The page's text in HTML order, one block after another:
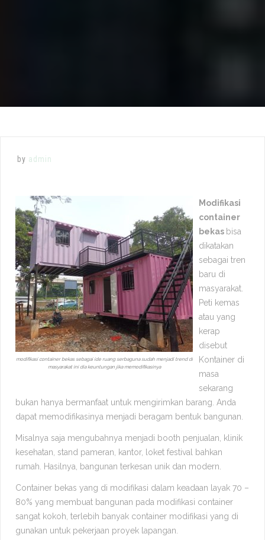
by admin
modifikasi container bekas sebagai ide ruang serbaguna sudah menjadi trend di
masyarakat ini dia keuntungan jika memodifikasinya
Modifikasi
container
bekas bisa
dikatakan
sebagai tren
baru di
masyarakat.
Peti kemas
atau yang
kerap
disebut
Kontainer di
masa
sekarang
bukan hanya bermanfaat untuk mengirimkan barang. Anda
dapat memodifikasinya menjadi beragam bentuk bangunan.
Misalnya saja mengubahnya menjadi booth penjualan, klinik
kesehatan, stand pameran, kantor, loket festival bahkan
rumah. Hasilnya, bangunan terkesan unik dan modern.
Container bekas yang di modifikasi dalam keadaan layak 70 –
80% yang membuat bangunan pada modifikasi container
sangat kokoh, terlebih banyak container modifikasi yang di
gunakan untuk pekerjaan proyek lapangan.